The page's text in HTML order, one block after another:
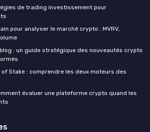
de trading investissement pour
pour analyser le marché crypto : MVRV,
: un guide stratégique des nouveautés crypto
of Stake : comprendre les deux moteurs des
évaluer une plateforme crypto quand les